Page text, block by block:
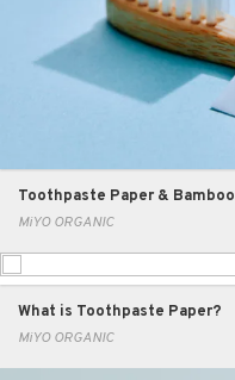
MiYO ORGANIC
What is Toothpaste Paper?
MiYO ORGANIC